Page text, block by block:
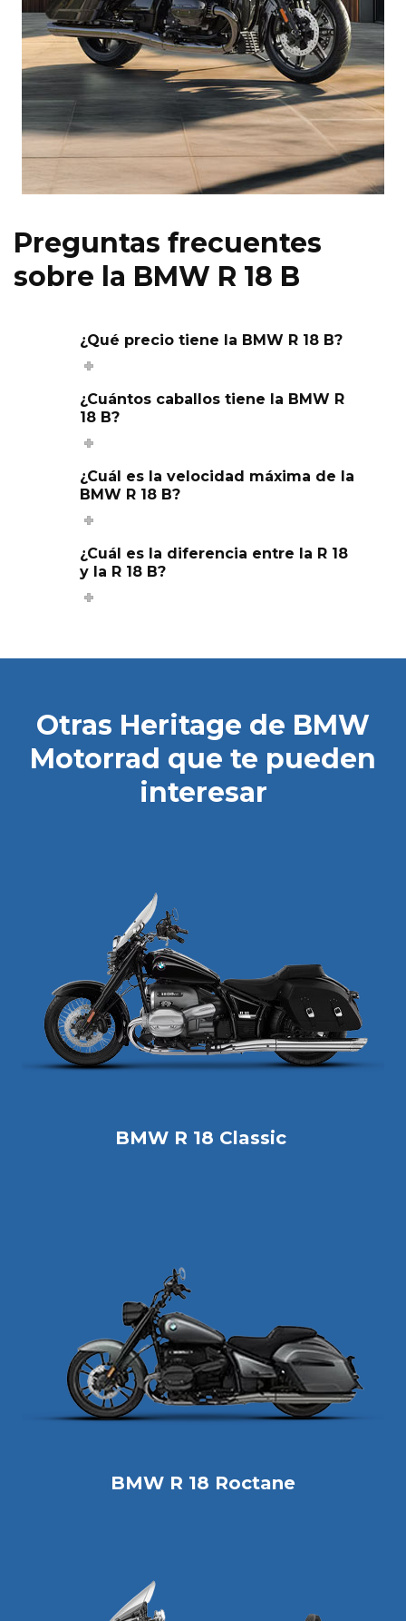
Preguntas frecuentes
sobre la BMW R 18 B
¿Qué precio tiene la BMW R 18 B?
¿Cuántos caballos tiene la BMW R
18 B?
¿Cuál es la velocidad máxima de la
BMW R 18 B?
¿Cuál es la diferencia entre la R 18
y la R 18 B?
Otras Heritage de BMW
Motorrad que te pueden
interesar
BMW R 18 Classic
BMW R 18 Roctane